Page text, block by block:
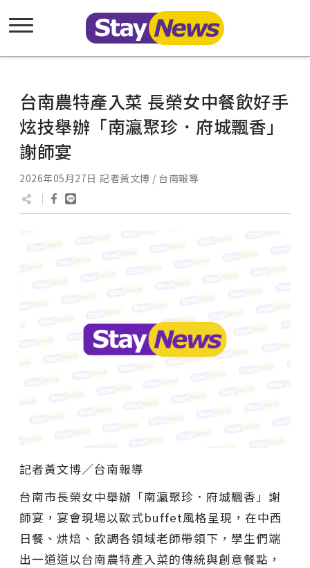
台南農特產入菜 長榮女中餐飲好手
炫技舉辦「南瀛聚珍．府城飄香」
謝師宴
2026年05月27日 記者黃文博 / 台南報導
記者黃文博／台南報導
台南市長榮女中舉辦「南瀛聚珍．府城飄香」謝
師宴，宴會現場以歐式buffet風格呈現，在中西
日餐、烘焙、飲調各領域老師帶領下，學生們端
出一道道以台南農特產入菜的傳統與創意餐點，